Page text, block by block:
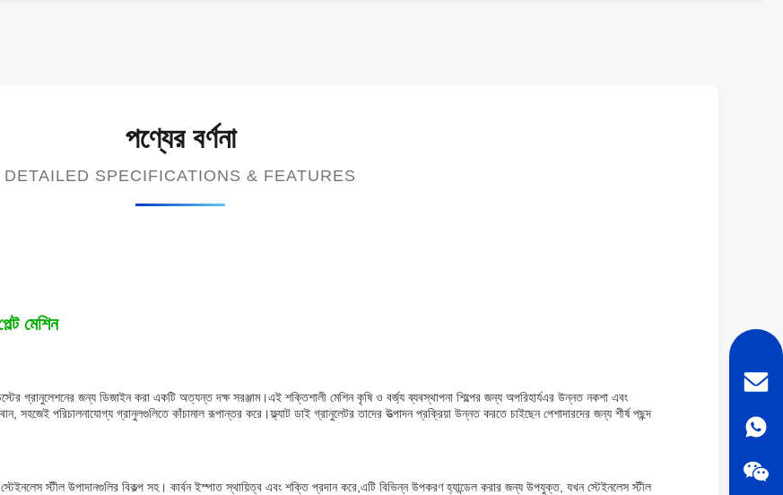
পণ্যের বর্ণনা
DETAILED SPECIFICATIONS & FEATURES
মেশিন
গ্রানুলেশনের জন্য ডিজাইন করা একটি অত্যন্ত দক্ষ সরঞ্জাম।এই শক্তিশালী মেশিন কৃষি ও বর্জ্য ব্যবস্থাপনা শিল্পের জন্য অপরিহার্যএর উন্নত নকশা এবং
সহজেই পরিচালনাযোগ্য গ্রানুলগুলিতে কাঁচামাল রূপান্তর করে।ফ্ল্যাট ডাই গ্রানুলেটর তাদের উত্পাদন প্রক্রিয়া উন্নত করতে চাইছেন পেশাদারদের জন্য শীর্ষ পছন্দ
স্টেইনলেস স্টীল উপাদানগুলির বিকল্প সহ। কার্বন ইস্পাত স্থায়িত্ব এবং শক্তি প্রদান করে,এটি বিভিন্ন উপকরণ হ্যান্ডেল করার জন্য উপযুক্ত, যখন স্টেইনলেস স্টীল